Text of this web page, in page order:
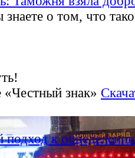
о том, что
«Честный знак»
к